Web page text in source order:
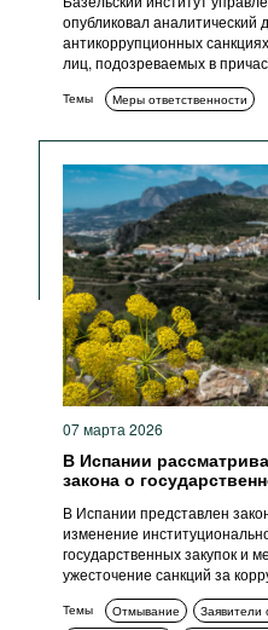
опубликовал аналитический
антикоррупционных
лиц, подозреваемых в
Темы Меры ответственности
07 марта 2026
В Испании
закона о
В Испании представлен
изменение
государственных закупок и
ужесточение санкций за
Темы Отмывание Заявители